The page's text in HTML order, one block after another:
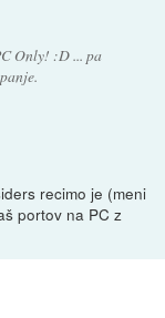
Only! :D ... pa
recimo je (meni
portov na PC z